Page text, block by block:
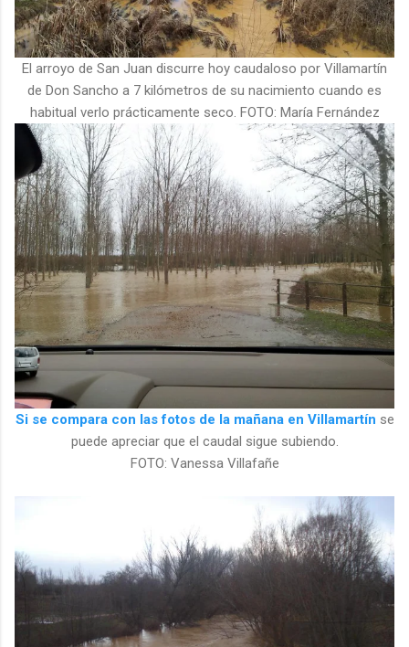
El arroyo de San Juan discurre hoy caudaloso por Villamartín
de Don Sancho a 7 kilómetros de su nacimiento cuando es
habitual verlo prácticamente seco. FOTO: María Fernández
Si se compara con las fotos de la mañana en Villamartín se
puede apreciar que el caudal sigue subiendo.
FOTO: Vanessa Villafañe